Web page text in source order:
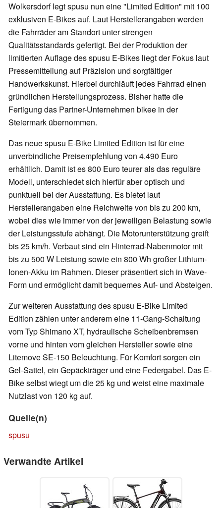
Wolkersdorf legt spusu nun eine "Limited Edition" mit 100
exklusiven E-Bikes auf. Laut Herstellerangaben werden
die Fahrräder am Standort unter strengen
Qualitätsstandards gefertigt. Bei der Produktion der
limitierten Auflage des spusu E-Bikes liegt der Fokus laut
Pressemitteilung auf Präzision und sorgfältiger
Handwerkskunst. Hierbei durchläuft jedes Fahrrad einen
gründlichen Herstellungsprozess. Bisher hatte die
Fertigung das Partner-Unternehmen bikee in der
Steiermark übernommen.
Das neue spusu E-Bike Limited Edition ist für eine
unverbindliche Preisempfehlung von 4.490 Euro
erhältlich. Damit ist es 800 Euro teurer als das reguläre
Modell, unterschiedet sich hierfür aber optisch und
punktuell bei der Ausstattung. Es bietet laut
Herstellerangaben eine Reichweite von bis zu 200 km,
wobei dies wie immer von der jeweiligen Belastung sowie
der Leistungsstufe abhängt. Die Motorunterstützung greift
bis 25 km/h. Verbaut sind ein Hinterrad-Nabenmotor mit
bis zu 500 W Leistung sowie ein 800 Wh großer Lithium-
Ionen-Akku im Rahmen. Dieser präsentiert sich in Wave-
Form und ermöglicht damit bequemes Auf- und Absteigen.
Zur weiteren Ausstattung des spusu E-Bike Limited
Edition zählen unter anderem eine 11-Gang-Schaltung
vom Typ Shimano XT, hydraulische Scheibenbremsen
vorne und hinten vom gleichen Hersteller sowie eine
Litemove SE-150 Beleuchtung. Für Komfort sorgen ein
Gel-Sattel, ein Gepäckträger und eine Federgabel. Das E-
Bike selbst wiegt um die 25 kg und weist eine maximale
Nutzlast von 120 kg auf.
Quelle(n)
spusu
Verwandte Artikel